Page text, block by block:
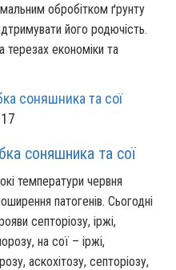
обробітком ґрунту
його родючість.
терезах економіки та
соняшника та сої
температури червня
патогенів. Сьогодні
септоріозу, іржі,
на сої – іржі,
аскохітозу, септоріозу,